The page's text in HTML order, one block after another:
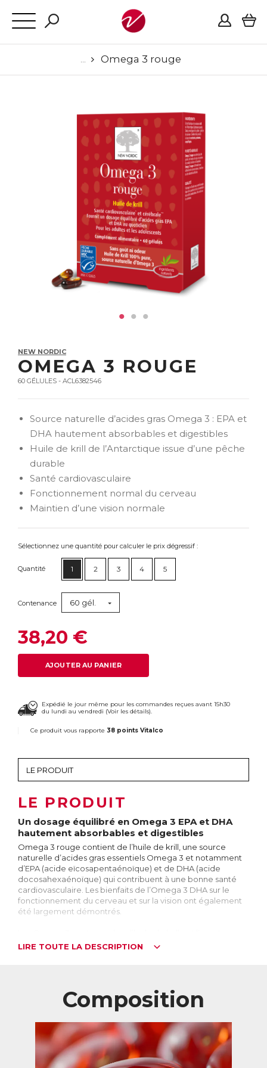
Omega 3 rouge
NEW NORDIC
OMEGA 3 ROUGE
60 GÉLULES - ACL6382546
Source naturelle d’acides gras Omega 3 : EPA et
DHA hautement absorbables et digestibles
Huile de krill de l’Antarctique issue d’une pêche
durable
Santé cardiovasculaire
Fonctionnement normal du cerveau
Maintien d’une vision normale
Sélectionnez une quantité pour calculer le prix dégressif :
Quantité 1 2 3 4 5
Contenance 60 gél.
38,20 €
AJOUTER AU PANIER
Expédié le jour même pour les commandes reçues avant 15h30
du lundi au vendredi (Voir les détails).
Ce produit vous rapporte 38 points Vitalco
LE PRODUIT
Un dosage équilibré en Omega 3 EPA et DHA
hautement absorbables et digestibles
Omega 3 rouge contient de l’huile de krill, une source
naturelle d’acides gras essentiels Omega 3 et notamment
d’EPA (acide eïcosapentaénoïque) et de DHA (acide
docosahexaénoïque) qui contribuent à une bonne santé
cardiovasculaire. Les bienfaits de l’Omega 3 DHA sur le
fonctionnement du cerveau et sur la vision ont également
été largement démontrés.
d’être liés à des phospholipides, ce qui permet une
la garantie d’une qualité exceptionnelle.
pêche durable, Omega 3 rouge fournit un dosage équilibré
en Omega 3 EPA et DHA hautement absorbables pour une
efficacité maximale, le tout sans goût ni odeur grâce à un
processus d’encapsulation spécifique de l’huile qui facilite
LIRE TOUTE LA DESCRIPTION
Composition